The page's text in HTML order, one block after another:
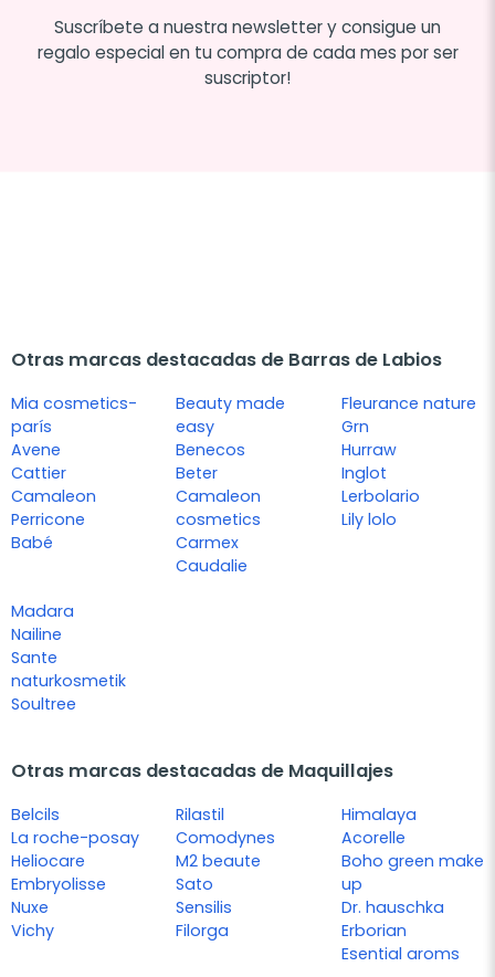
Suscríbete a nuestra newsletter y consigue un
regalo especial en tu compra de cada mes por ser
suscriptor!
Otras marcas destacadas de Barras de Labios
Mia cosmetics-
parís
Avene
Cattier
Camaleon
Perricone
Babé
Beauty made
easy
Benecos
Beter
Camaleon
cosmetics
Carmex
Caudalie
Fleurance nature
Grn
Hurraw
Inglot
Lerbolario
Lily lolo
Madara
Nailine
Sante
naturkosmetik
Soultree
Otras marcas destacadas de Maquillajes
Belcils
La roche-posay
Heliocare
Embryolisse
Nuxe
Vichy
Rilastil
Comodynes
M2 beaute
Sato
Sensilis
Filorga
Himalaya
Acorelle
Boho green make
up
Dr. hauschka
Erborian
Esential aroms